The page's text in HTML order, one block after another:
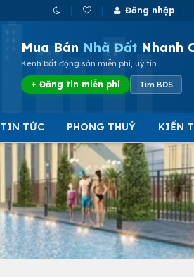
Đăng nhập
Mua Bán Nhà Đất Nhanh
Kênh bất động sản miễn phí, uy tín
+ Đăng tin miễn phí Tìm BĐS
TIN TỨC PHONG THUỶ KIẾN